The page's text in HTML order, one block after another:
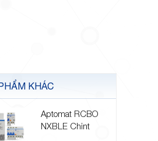
KHÁC
Aptomat RCBO
NXBLE Chint